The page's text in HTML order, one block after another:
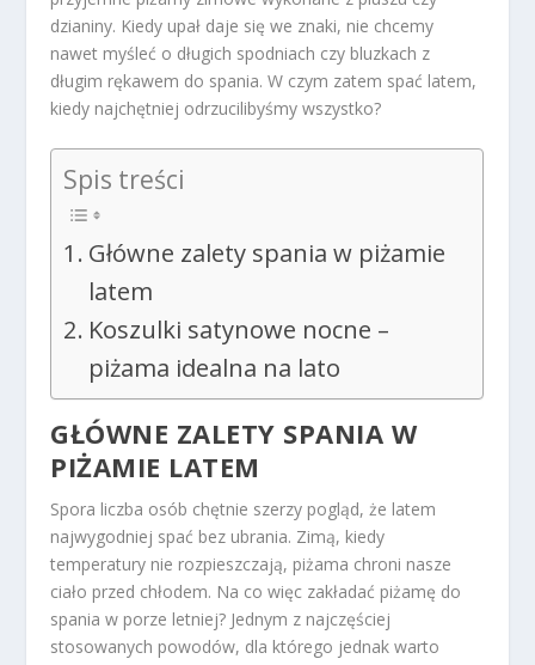
dzianiny. Kiedy upał daje się we znaki, nie chcemy
nawet myśleć o długich spodniach czy bluzkach z
długim rękawem do spania. W czym zatem spać latem,
kiedy najchętniej odrzucilibyśmy wszystko?
Spis treści
Główne zalety spania w piżamie
latem
Koszulki satynowe nocne –
piżama idealna na lato
GŁÓWNE ZALETY SPANIA W
PIŻAMIE LATEM
Spora liczba osób chętnie szerzy pogląd, że latem
najwygodniej spać bez ubrania. Zimą, kiedy
temperatury nie rozpieszczają, piżama chroni nasze
ciało przed chłodem. Na co więc zakładać piżamę do
spania w porze letniej? Jednym z najczęściej
stosowanych powodów, dla którego jednak warto